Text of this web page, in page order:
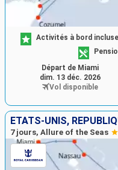
Activités à bord
Départ de Miami
dim. 13 déc. 2026
Vol disponible
ÉTATS-UNIS,
7 jours, Allure of the Seas